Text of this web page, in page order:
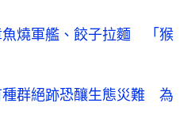
魚燒軍艦、餃子拉麵 「猴
種群絕跡恐釀生態災難 為